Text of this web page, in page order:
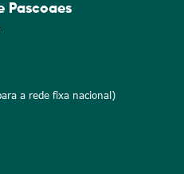
Pascoaes
a rede fixa nacional)